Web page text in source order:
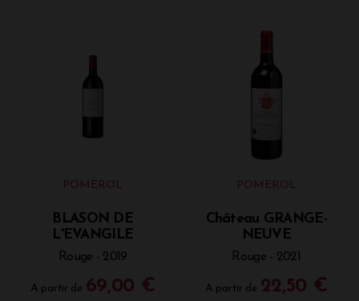
POMEROL
BLASON DE
L'EVANGILE
Rouge - 2019
A partir de 69,00 €
POMEROL
Château GRANGE-
NEUVE
Rouge - 2021
A partir de 22,50 €